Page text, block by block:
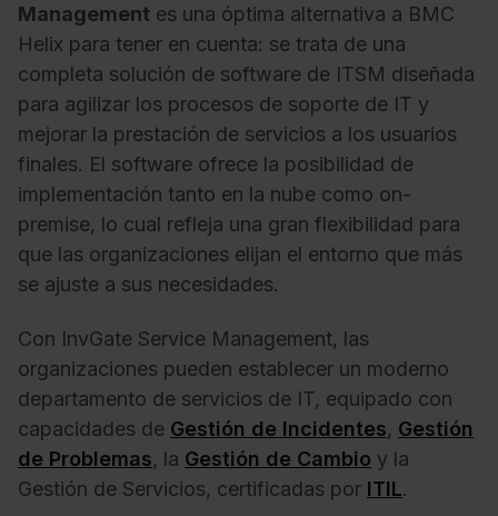
Management es una óptima alternativa a BMC
Helix para tener en cuenta: se trata de una
completa solución de software de ITSM diseñada
para agilizar los procesos de soporte de IT y
mejorar la prestación de servicios a los usuarios
finales. El software ofrece la posibilidad de
implementación tanto en la nube como on-
premise, lo cual refleja una gran flexibilidad para
que las organizaciones elijan el entorno que más
se ajuste a sus necesidades.
Con InvGate Service Management, las
organizaciones pueden establecer un moderno
departamento de servicios de IT, equipado con
capacidades de Gestión de Incidentes, Gestión
de Problemas, la Gestión de Cambio y la
Gestión de Servicios, certificadas por ITIL.